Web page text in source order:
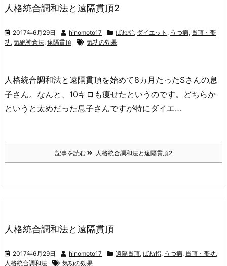
人格統合調和法と遠隔貫頂2
2017年6月29日 hinomoto17 ばね指, ダイエット , うつ病, 貫頂・帯
功, 気絶神倉法, 遠隔貫頂 気功の効果
人格統合調和法と遠隔貫頂を始めて8カ月たったSさんの息
子さん。なんと、10キロも痩せたというのです。どちらか
というと太めだった息子さんですが特にダイエ…
記事を読む 人格統合調和法と遠隔貫頂2
人格統合調和法と遠隔貫頂
2017年6月29日 hinomoto17 遠隔貫頂, ばね指, うつ病, 貫頂・帯功,
人格統合調和法
気功の効果